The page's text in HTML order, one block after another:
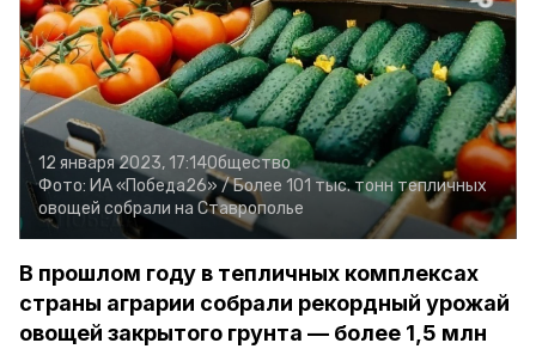
12 января 2023, 17:14Общество
Фото: ИА «Победа26» /Более 101 тыс. тонн тепличных
овощей собрали на Ставрополье
В прошлом году в тепличных комплексах
страны аграрии собрали рекордный урожай
овощей закрытого грунта — более 1,5 млн